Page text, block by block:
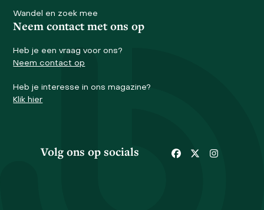
Wandel en zoek mee
Neem contact met ons op
Heb je een vraag voor ons?
Neem contact op
Heb je interesse in ons magazine?
Klik hier
Volg ons op socials Facebook
TwitterInstagram